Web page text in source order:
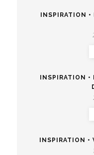
INSPIRATION
INSPIRATION
INSPIRATION